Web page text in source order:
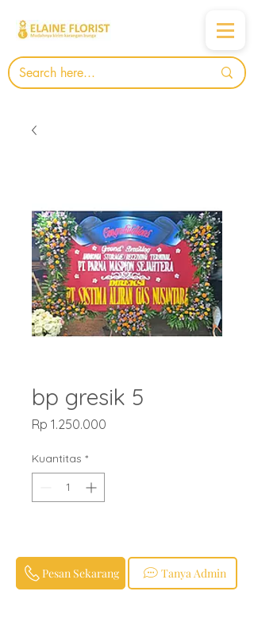
bp gresik 5
Rp 1.250.000
Kuantitas *
Tanya Admin
Pesan Sekarang